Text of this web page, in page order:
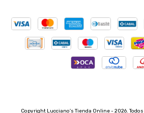
Copyright Lucciano's Tienda Online - 2026.